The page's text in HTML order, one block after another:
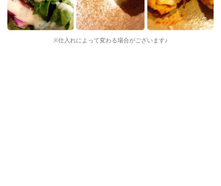
※仕入れによって変わる場合がございます♪